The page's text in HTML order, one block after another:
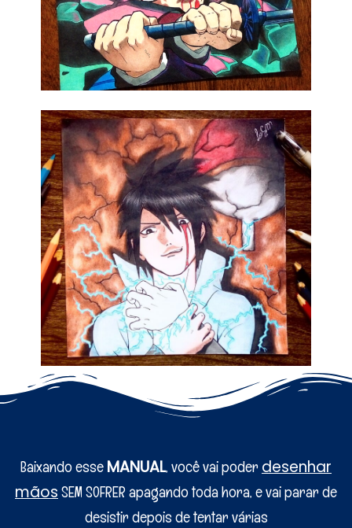
Baixando esse MANUAL, você vai poder desenhar
mãos SEM SOFRER apagando toda hora, e vai parar de
desistir depois de tentar várias